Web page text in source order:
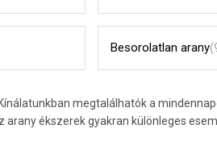
Besorolatlan arany
megtalálhatók a
ékszerek gyakran különleges